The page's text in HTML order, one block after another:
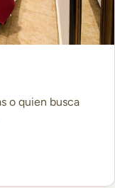
o quien busca